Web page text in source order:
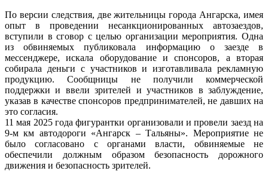
По версии следствия, две жительницы города Ангарска, имея
опыт в проведении несанкционированных автозаездов,
вступили в сговор с целью организации мероприятия. Одна
из обвиняемых публиковала информацию о заезде в
мессенджере, искала оборудование и спонсоров, а вторая
собирала деньги с участников и изготавливала рекламную
продукцию. Сообщницы не получили коммерческой
поддержки и ввели зрителей и участников в заблуждение,
указав в качестве спонсоров предпринимателей, не давших на
это согласия.
11 мая 2025 года фигурантки организовали и провели заезд на
9-м км автодороги «Ангарск – Тальяны». Мероприятие не
было согласовано с органами власти, обвиняемые не
обеспечили должным образом безопасность дорожного
движения и безопасность зрителей.